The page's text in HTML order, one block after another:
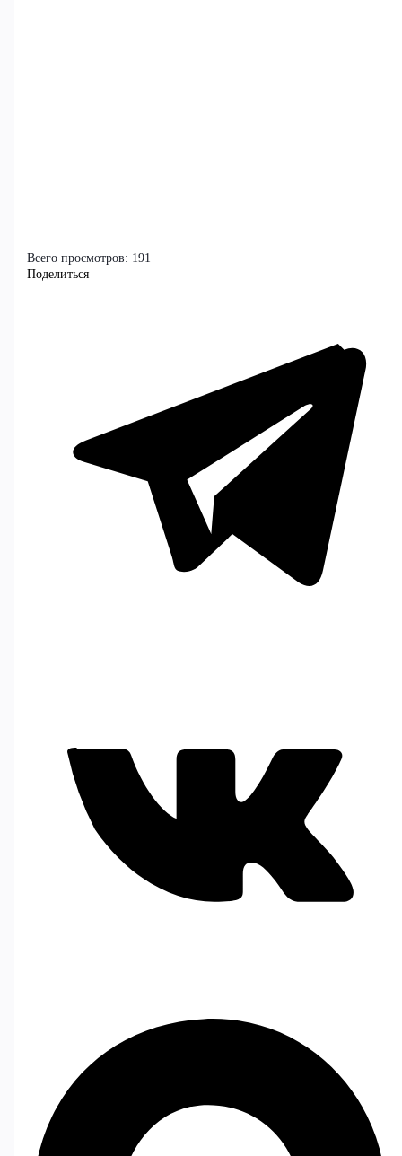
Всего просмотров: 191
Поделиться